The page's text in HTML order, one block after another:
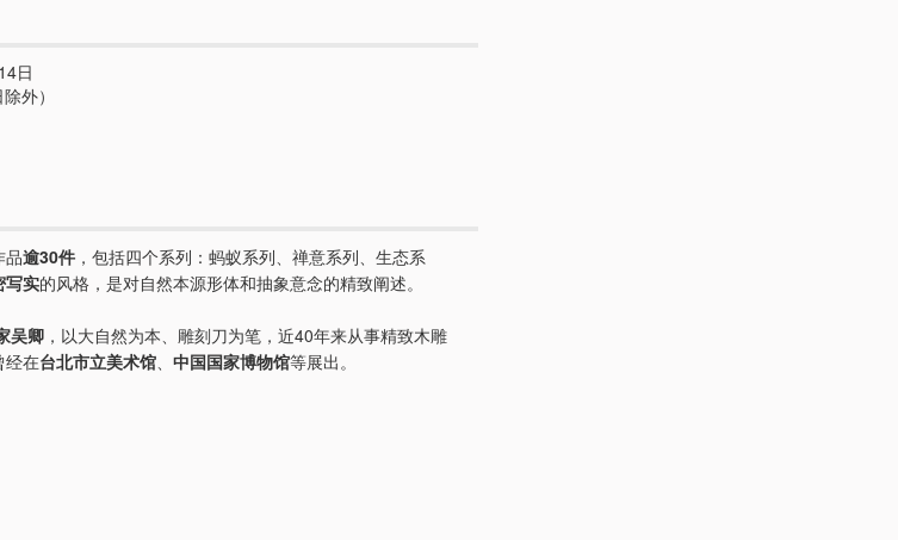
日
外）
品逾30件 ，包括四个系列：蚂蚁系列、禅意系列、生态系
写实的风格，是对自然本源形体和抽象意念的精致阐述。
吴卿 ，以大自然为本、雕刻刀为笔，近40年来从事精致木雕
经在台北市立美术馆 中国国家博物馆等展出。